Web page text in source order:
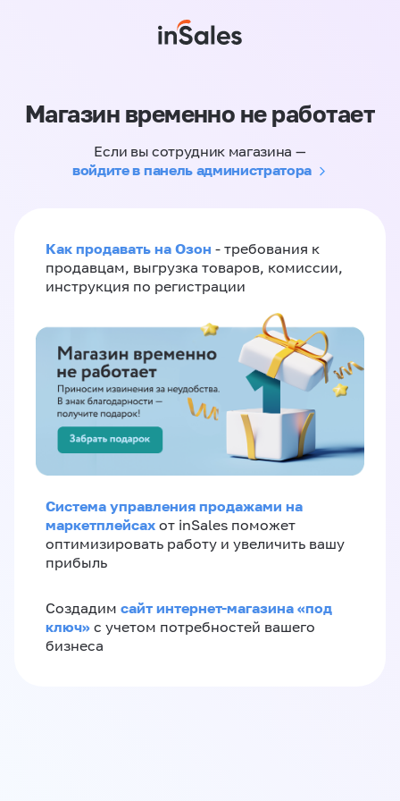
Магазин временно не работает
Если вы сотрудник магазина —
войдите в панель администратора
Как продавать на Озон - требования к
продавцам, выгрузка товаров, комиссии,
инструкция по регистрации
Система управления продажами на
маркетплейсах от inSales поможет
оптимизировать работу и увеличить вашу
прибыль
Создадим сайт интернет-магазина «под
ключ» с учетом потребностей вашего
бизнеса